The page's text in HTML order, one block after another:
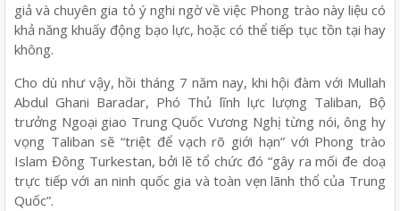
giả và chuyên gia tỏ ý nghi ngờ về việc Phong trào này liệu có
khả năng khuấy động bạo lực, hoặc có thể tiếp tục tồn tại hay
không.
Cho dù như vậy, hồi tháng 7 năm nay, khi hội đàm với Mullah
Abdul Ghani Baradar, Phó Thủ lĩnh lực lượng Taliban, Bộ
trưởng Ngoại giao Trung Quốc Vương Nghị từng nói, ông hy
vọng Taliban sẽ “triệt để vạch rõ giới hạn” với Phong trào
Islam Đông Turkestan, bởi lẽ tổ chức đó “gây ra mối đe doạ
trực tiếp với an ninh quốc gia và toàn vẹn lãnh thổ của Trung
Quốc”.